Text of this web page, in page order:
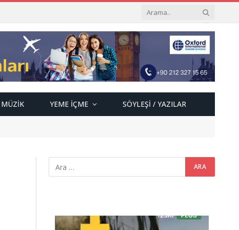
MÜZIK YEME İÇME SÖYLEŞI / YAZILAR
Video